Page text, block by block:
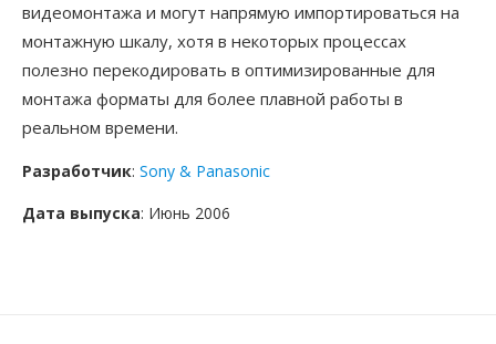
видеомонтажа и могут напрямую импортироваться на
монтажную шкалу, хотя в некоторых процессах
полезно перекодировать в оптимизированные для
монтажа форматы для более плавной работы в
реальном времени.
Разработчик: Sony & Panasonic
Дата выпуска: Июнь 2006